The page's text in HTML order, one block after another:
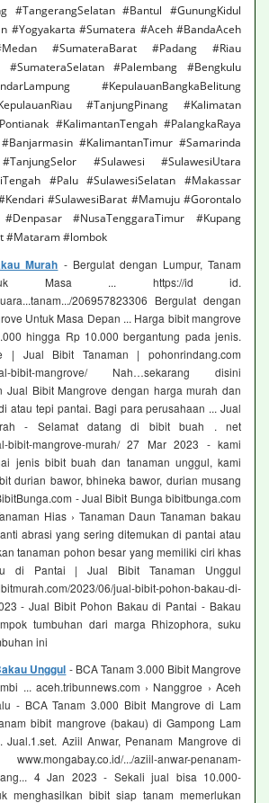
#TangerangSelatan #Bantul #GunungKidul
#Yogyakarta #Sumatera #Aceh #BandaAceh
#SumateraBarat #Padang #Riau
#SumateraSelatan #Palembang #Bengkulu
#KepulauanBangkaBelitung
#TanjungPinang #Kalimatan
#KalimantanTengah #PalangkaRaya
#KalimantanTimur #Samarinda
#Sulawesi #SulawesiUtara
#Palu #SulawesiSelatan #Makassar
#SulawesiBarat #Mamuju #Gorontalo
#NusaTenggaraTimur #Kupang
#Mataram #lombok
Murah - Bergulat dengan Lumpur, Tanam
Masa ... https://id id.
206957823306 Bergulat dengan
Untuk Masa Depan ... Harga bibit mangrove
hingga Rp 10.000 bergantung pada jenis.
| Jual Bibit Tanaman | pohonrindang.com
jual-bibit-mangrove/ Nah…sekarang disini
Jual Bibit Mangrove dengan harga murah dan
atau tepi pantai. Bagi para perusahaan ... Jual
- Selamat datang di bibit buah . net
bibit-mangrove-murah/ 27 Mar 2023 - kami
jenis bibit buah dan tanaman unggul, kami
durian bawor, bhineka bawor, durian musang
- Jual Bibit Bunga bibitbunga.com
Hias › Tanaman Daun Tanaman bakau
abrasi yang sering ditemukan di pantai atau
tanaman pohon besar yang memiliki ciri khas
di Pantai | Jual Bibit Tanaman Unggul
2023/06/jual-bibit-pohon-bakau-di-
- Jual Bibit Pohon Bakau di Pantai - Bakau
tumbuhan dari marga Rhizophora, suku
ini
Unggul - BCA Tanam 3.000 Bibit Mangrove
... aceh.tribunnews.com › Nanggroe › Aceh
- BCA Tanam 3.000 Bibit Mangrove di Lam
bibit mangrove (bakau) di Gampong Lam
Jual.1.set. Aziil Anwar, Penanam Mangrove di
.../aziil-anwar-penanam-
4 Jan 2023 - Sekali jual bisa 10.000-
menghasilkan bibit siap tanam memerlukan